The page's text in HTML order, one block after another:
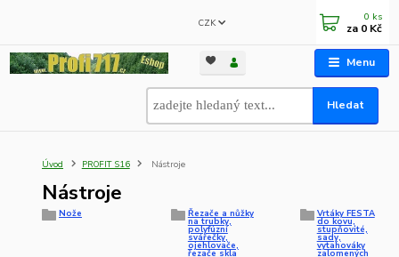
Menu
CZK
Hledat
0 ks
za 0 Kč
Úvod PROFIT S16 Nástroje
Nástroje
Nože Řezače a nůžky
na trubky,
polyfúzní
svářečky,
ojehlovače,
řezače skla
Vrtáky FESTA
do kovu,
stupňovité,
sady,
vytahováky
zalomených